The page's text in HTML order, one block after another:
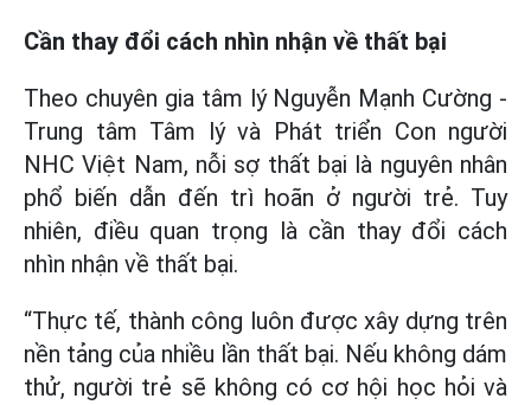
Cần thay đổi cách nhìn nhận về thất bại
Theo chuyên gia tâm lý Nguyễn Mạnh Cường -
Trung tâm Tâm lý và Phát triển Con người
NHC Việt Nam, nỗi sợ thất bại là nguyên nhân
phổ biến dẫn đến trì hoãn ở người trẻ. Tuy
nhiên, điều quan trọng là cần thay đổi cách
nhìn nhận về thất bại.
“Thực tế, thành công luôn được xây dựng trên
nền tảng của nhiều lần thất bại. Nếu không dám
thử, người trẻ sẽ không có cơ hội học hỏi và